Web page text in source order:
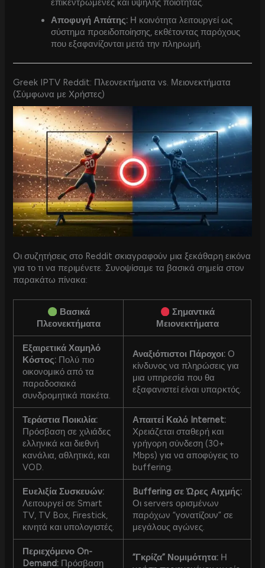
επικεντρωμένες και υψηλής ποιότητας.
Αποφυγή Απάτης: Η κοινότητα λειτουργεί ως
σύστημα προειδοποίησης, εκθέτοντας παρόχους
που εξαφανίζονται μετά την πληρωμή.
Greek IPTV Reddit: Πλεονεκτήματα vs. Μειονεκτήματα
(Σύμφωνα με Χρήστες)
Οι συζητήσεις στο Reddit σκιαγραφούν μια ξεκάθαρη εικόνα
για το τι να περιμένετε. Συνοψίσαμε τα βασικά σημεία στον
παρακάτω πίνακα:
Βασικά
Πλεονεκτήματα
Σημαντικά
Μειονεκτήματα
Εξαιρετικά Χαμηλό
Κόστος: Πολύ πιο
οικονομικό από τα
παραδοσιακά
συνδρομητικά πακέτα.
Αναξιόπιστοι Πάροχοι: Ο
κίνδυνος να πληρώσεις για
μια υπηρεσία που θα
εξαφανιστεί είναι υπαρκτός.
Τεράστια Ποικιλία:
Πρόσβαση σε χιλιάδες
ελληνικά και διεθνή
κανάλια, αθλητικά, και
VOD.
Απαιτεί Καλό Internet:
Χρειάζεται σταθερή και
γρήγορη σύνδεση (30+
Mbps) για να αποφύγεις το
buffering.
Ευελιξία Συσκευών:
Λειτουργεί σε Smart
TV, TV Box, Firestick,
κινητά και υπολογιστές.
Buffering σε Ώρες Αιχμής:
Οι servers ορισμένων
παρόχων “γονατίζουν” σε
μεγάλους αγώνες.
Περιεχόμενο On-
Demand: Πρόσβαση
“Γκρίζα” Νομιμότητα: Η